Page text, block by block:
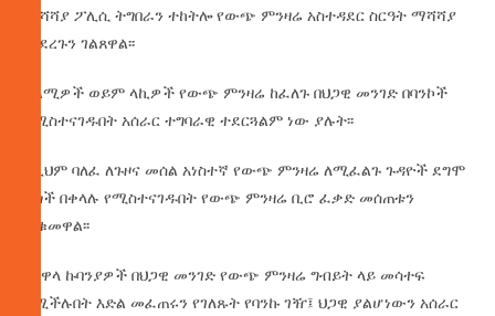
ማሻሻያ ፖሊሲ ትግበራን ተከትሎ የውጭ ምንዛሬ አስተዳደር ስርዓት ማሻሻያ
መደረጉን ገልጸዋል፡፡
አልሚዎች ወይም ላኪዎች የውጭ ምንዛሬ ከፈለጉ በህጋዊ መንገድ በባንኮች
የሚስተናገዱበት አሰራር ተግባራዊ ተደርጓልም ነው ያሉት፡፡
ከዚህም ባለፈ ለጉዞና መሰል አነስተኛ የውጭ ምንዛሬ ለሚፈልጉ ጉዳዮች ደግሞ
ዜጎች በቀላሉ የሚስተናገዱበት የውጭ ምንዛሬ ቢሮ ፈቃድ መሰጠቱን
ጠቁመዋል፡፡
የሀዋላ ኩባንያዎች በህጋዊ መንገድ የውጭ ምንዛሬ ግብይት ላይ መሳተፍ
የሚችሉበት እድል መፈጠሩን የገለጹት የባንኩ ገዥ፤ ህጋዊ ያልሆነውን አሰራር